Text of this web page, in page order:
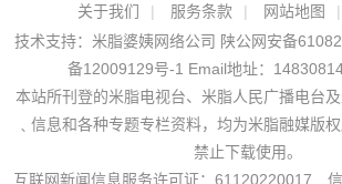
关于我们 | 服务条款 | 网站地图 |
技术支持： 米脂婆姨网络公司 陕公网安备
备12009129号-1 Email地址：
本站所刊登的米脂电视台、米脂人民广播电台
﹑信息和各种专题专栏资料，均为米脂融媒版
禁止下载使用。
互联网新闻信息服务许可证：61120220017